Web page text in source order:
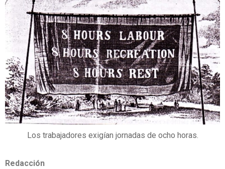
Los trabajadores exigían jornadas de ocho horas.
Redacción